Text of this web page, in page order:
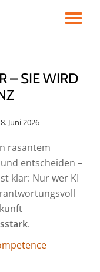
– SIE WIRD
8. Juni 2026
rasantem
entscheiden –
klar: Nur wer KI
.